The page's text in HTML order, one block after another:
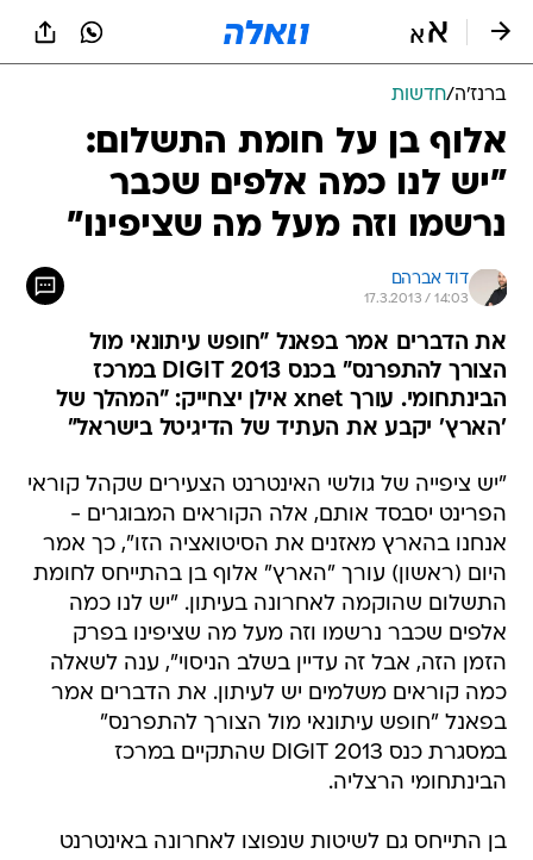
ברנז'ה/חדשות
אלוף בן על חומת התשלום:
"יש לנו כמה אלפים שכבר
נרשמו וזה מעל מה שציפינו"
דוד אברהם
17.3.2013 / 14:03
את הדברים אמר בפאנל "חופש עיתונאי מול
הצורך להתפרנס" בכנס DIGIT 2013 במרכז
הבינתחומי. עורך xnet אילן יצחייק: "המהלך של
'הארץ' יקבע את העתיד של הדיגיטל בישראל"
"יש ציפייה של גולשי האינטרנט הצעירים שקהל קוראי
הפרינט יסבסד אותם, אלה הקוראים המבוגרים -
אנחנו בהארץ מאזנים את הסיטואציה הזו", כך אמר
היום (ראשון) עורך "הארץ" אלוף בן בהתייחס לחומת
התשלום שהוקמה לאחרונה בעיתון. "יש לנו כמה
אלפים שכבר נרשמו וזה מעל מה שציפינו בפרק
הזמן הזה, אבל זה עדיין בשלב הניסוי", ענה לשאלה
כמה קוראים משלמים יש לעיתון. את הדברים אמר
בפאנל "חופש עיתונאי מול הצורך להתפרנס"
במסגרת כנס DIGIT 2013 שהתקיים במרכז
הבינתחומי הרצליה.
בן התייחס גם לשיטות שנפוצו לאחרונה באינטרנט